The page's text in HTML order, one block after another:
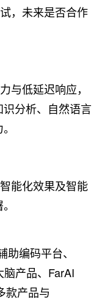
，未来是否合作
与低延迟响应，
分析、自然语言
能化效果及智能
编码平台、
产品、FarAI
款产品与